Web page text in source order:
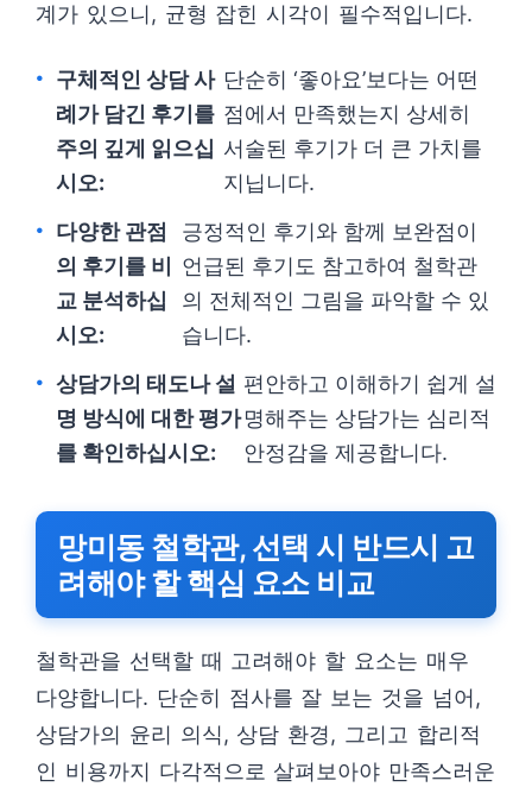
계가 있으니, 균형 잡힌 시각이 필수적입니다.
구체적인 상담 사
례가 담긴 후기를
주의 깊게 읽으십
시오:
단순히 ‘좋아요’보다는 어떤
점에서 만족했는지 상세히
서술된 후기가 더 큰 가치를
지닙니다.
다양한 관점
의 후기를 비
교 분석하십
시오:
긍정적인 후기와 함께 보완점이
언급된 후기도 참고하여 철학관
의 전체적인 그림을 파악할 수 있
습니다.
상담가의 태도나 설
명 방식에 대한 평가
를 확인하십시오:
편안하고 이해하기 쉽게 설
명해주는 상담가는 심리적
안정감을 제공합니다.
망미동 철학관, 선택 시 반드시 고
려해야 할 핵심 요소 비교
철학관을 선택할 때 고려해야 할 요소는 매우
다양합니다. 단순히 점사를 잘 보는 것을 넘어,
상담가의 윤리 의식, 상담 환경, 그리고 합리적
인 비용까지 다각적으로 살펴보아야 만족스러운